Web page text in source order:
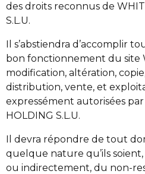
des droits reconnus de
S.L.U.
Il s’abstiendra d’accomplir
bon fonctionnement du site
modification, altération,
distribution, vente, et
expressément autorisées par
HOLDING S.L.U.
Il devra répondre de tout
quelque nature qu’ils
ou indirectement, du non-